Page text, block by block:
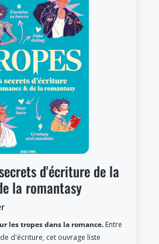
d'écriture de la
la romantasy
les tropes dans la romance. Entre
d'écriture, cet ouvrage liste